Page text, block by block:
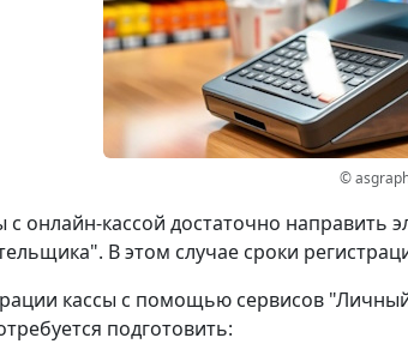
©
с онлайн-кассой достаточно направить
В этом случае сроки
кассы с помощью сервисов
подготовить: